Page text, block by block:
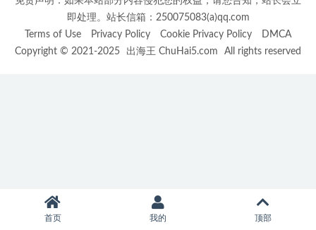
即处理。站长信箱：250075083(a)qq.com
Terms of Use
Privacy Policy Cookie Privacy Policy
DMCA
Copyright © 2021-2025
出海王 ChuHai5.com All rights reserved
首页 我的 顶部